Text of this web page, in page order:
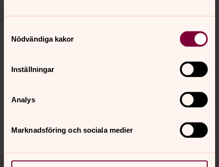
Nödvändiga kakor
Inställningar
Analys
Marknadsföring och sociala medier
Var med och stötta församlingens
sociala arbete
innehåll?
Dela
Tillbaka till toppen
Tillbaka till innehållet